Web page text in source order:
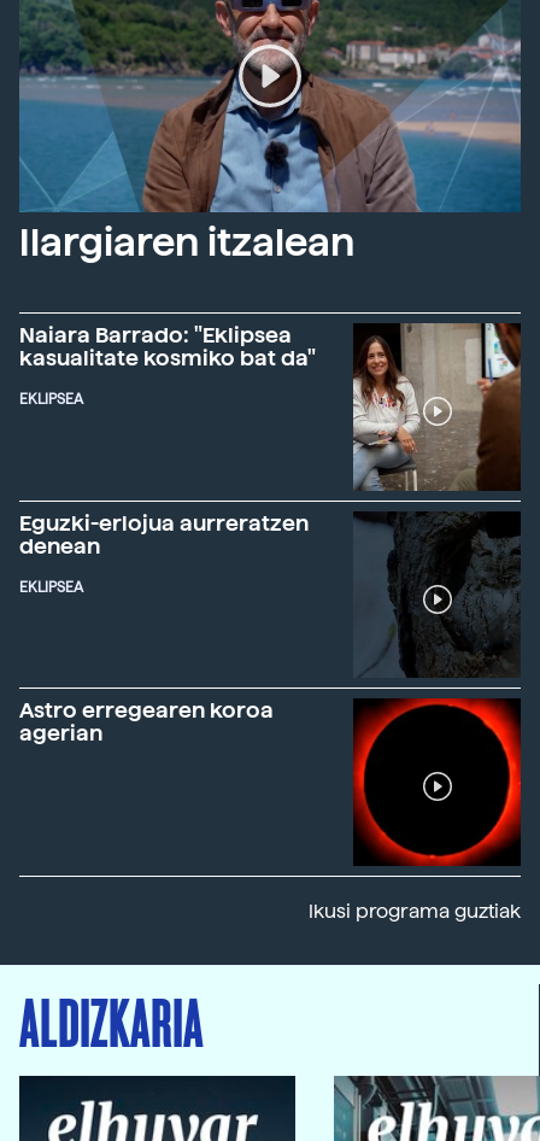
Ilargiaren itzalean
Naiara Barrado: "Eklipsea
kasualitate kosmiko bat da"
EKLIPSEA
Eguzki-erlojua aurreratzen
denean
EKLIPSEA
Astro erregearen koroa
agerian
Ikusi programa guztiak
ALDIZKARIA